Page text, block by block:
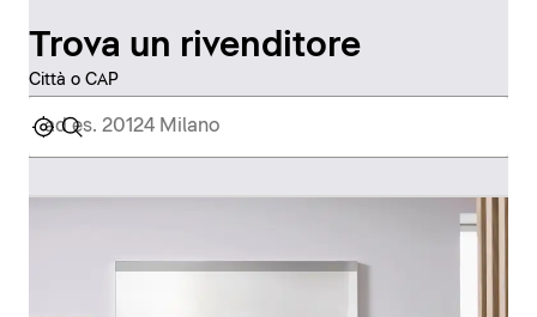
Trova un rivenditore
Città o CAP